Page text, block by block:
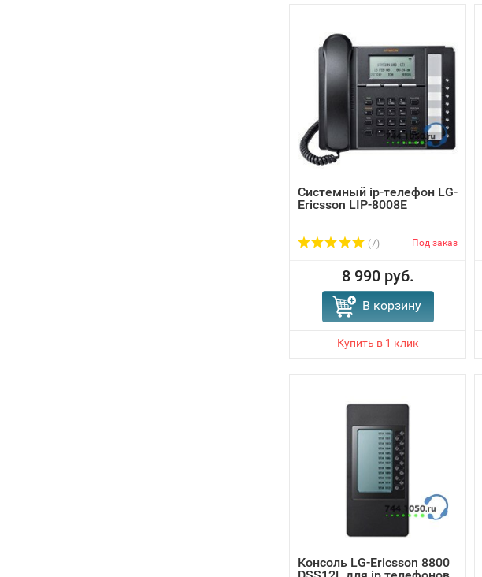
Системный ip-телефон LG-
Ericsson LIP-8008E
(7) Под заказ
8 990 руб.
В корзину
Консоль LG-Ericsson 8800